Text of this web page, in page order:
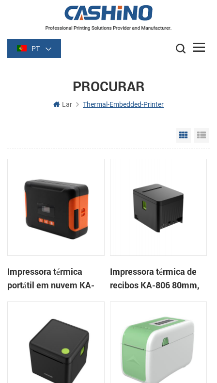
PT
PROCURAR
Lar Thermal-Embedded-Printer
Grid
Impressora térmica
portátil em nuvem KA-
Impressora térmica de
recibos KA-806 80mm,